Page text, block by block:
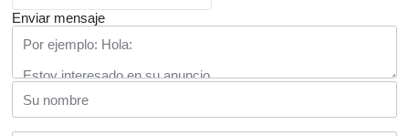
Enviar mensaje